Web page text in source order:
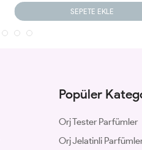
SEPETE EKLE
Popüler
Orj Tester Parfümler
Orj Jelatinli